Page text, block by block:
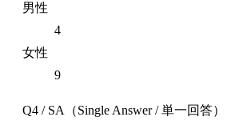
男性
4
女性
9
Q4 / SA（Single Answer / 単一回答）